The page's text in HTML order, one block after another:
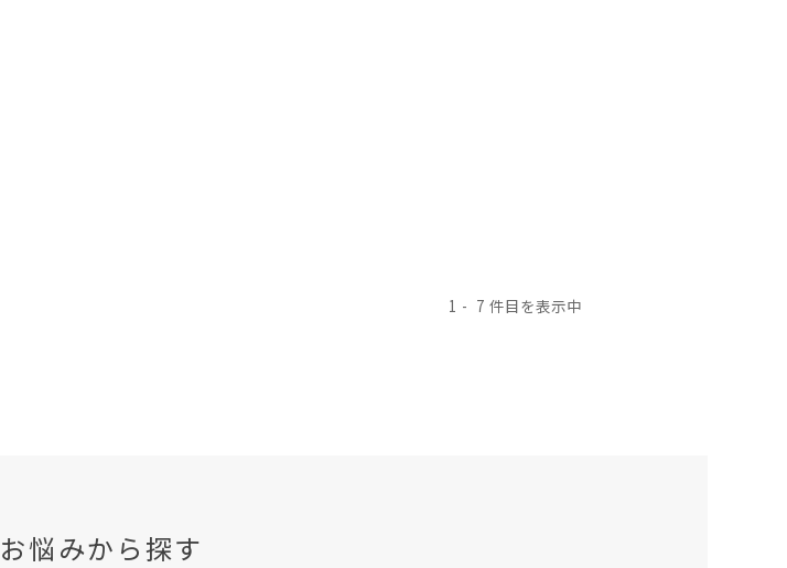
1 7
悩みから探す